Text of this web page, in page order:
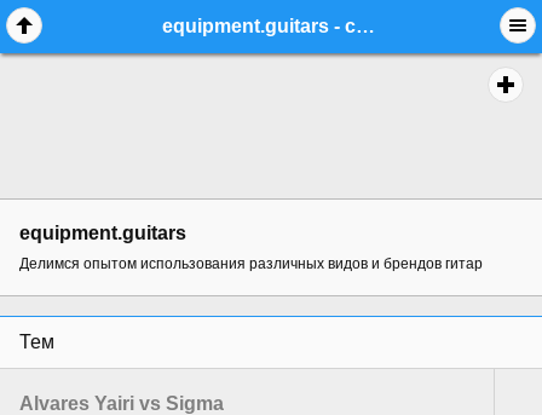
equipment.guitars - стр. 6 - Форум гитаристов
equipment.guitars
Делимся опытом использования различных видов и брендов гитар
Тем
Alvares Yairi vs Sigma